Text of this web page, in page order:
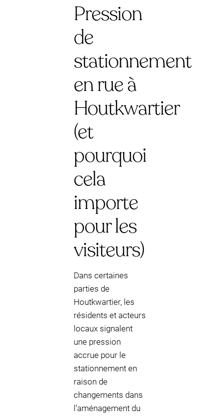
Pression
de
stationnement
en rue à
Houtkwartier
(et
pourquoi
cela
importe
pour les
visiteurs)
Dans certaines
parties de
Houtkwartier, les
résidents et acteurs
locaux signalent
une pression
accrue pour le
stationnement en
raison de
changements dans
l’aménagement du